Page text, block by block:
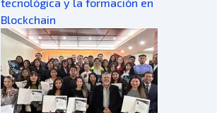
Blockchain